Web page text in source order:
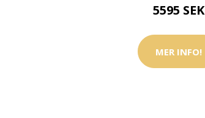
5595 SEK
MER INFO!